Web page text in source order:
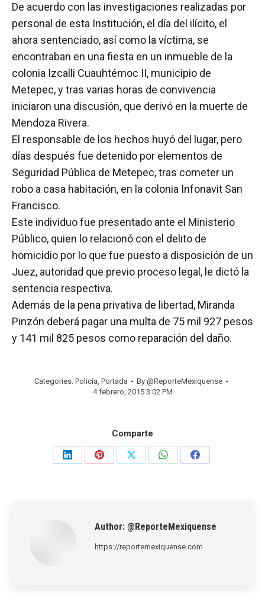
De acuerdo con las investigaciones realizadas por
personal de esta Institución, el día del ilícito, el
ahora sentenciado, así como la víctima, se
encontraban en una fiesta en un inmueble de la
colonia Izcalli Cuauhtémoc II, municipio de
Metepec, y tras varias horas de convivencia
iniciaron una discusión, que derivó en la muerte de
Mendoza Rivera.
El responsable de los hechos huyó del lugar, pero
días después fue detenido por elementos de
Seguridad Pública de Metepec, tras cometer un
robo a casa habitación, en la colonia Infonavit San
Francisco.
Este individuo fue presentado ante el Ministerio
Público, quien lo relacionó con el delito de
homicidio por lo que fue puesto a disposición de un
Juez, autoridad que previo proceso legal, le dictó la
sentencia respectiva.
Además de la pena privativa de libertad, Miranda
Pinzón deberá pagar una multa de 75 mil 927 pesos
y 141 mil 825 pesos como reparación del daño.
Categories: Policía, Portada By @ReporteMexiquense
4 febrero, 2015 3:02 PM
Comparte
Share
Share
Share
Share
Share
Author: @ReporteMexiquense
https://reportemexiquense.com